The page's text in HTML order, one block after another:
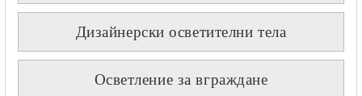
Дизайнерски осветителни тела
Осветление за вграждане